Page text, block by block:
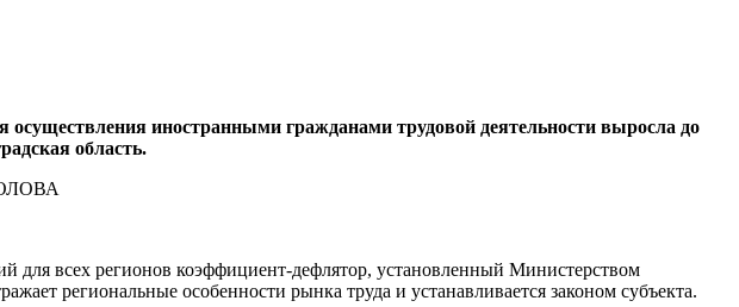
иностранными гражданами трудовой деятельности выросла до
область.
для всех регионов коэффициент-дефлятор, установленный Министерством
региональные особенности рынка труда и устанавливается законом субъекта.